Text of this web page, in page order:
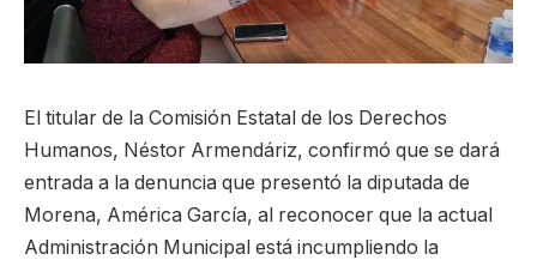
El titular de la Comisión Estatal de los Derechos
Humanos, Néstor Armendáriz, confirmó que se dará
entrada a la denuncia que presentó la diputada de
Morena, América García, al reconocer que la actual
Administración Municipal está incumpliendo la